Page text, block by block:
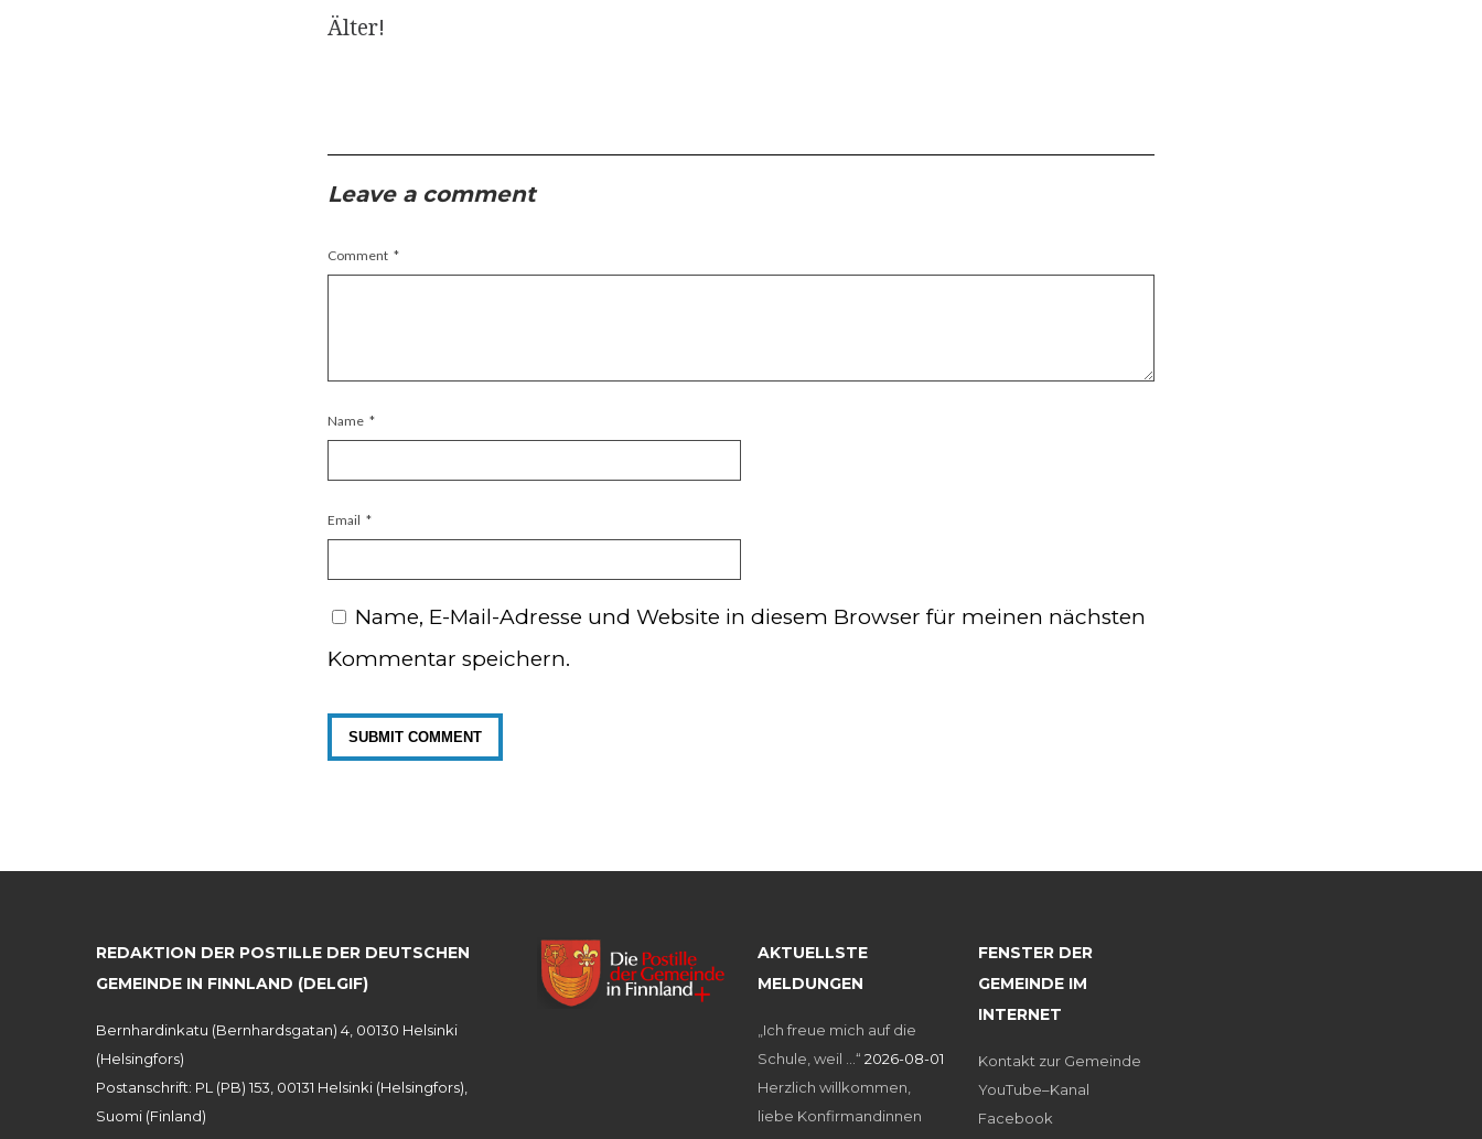
Älter!
Leave a comment
Comment *
Name *
Email *
Name, E-Mail-Adresse und Website in diesem Browser für meinen nächsten
Kommentar speichern.
REDAKTION DER POSTILLE DER DEUTSCHEN
GEMEINDE IN FINNLAND (DELGIF)
Bernhardinkatu (Bernhardsgatan) 4, 00130 Helsinki
(Helsingfors)
Postanschrift: PL (PB) 153, 00131 Helsinki (Helsingfors),
Suomi (Finland)
AKTUELLSTE
MELDUNGEN
„Ich freue mich auf die
Schule, weil …“ 2026-08-01
Herzlich willkommen,
liebe Konfirmandinnen
FENSTER DER
GEMEINDE IM
INTERNET
Kontakt zur Gemeinde
YouTube–Kanal
Facebook